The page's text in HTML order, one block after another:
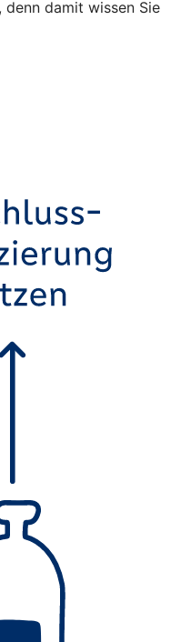
damit wissen Sie